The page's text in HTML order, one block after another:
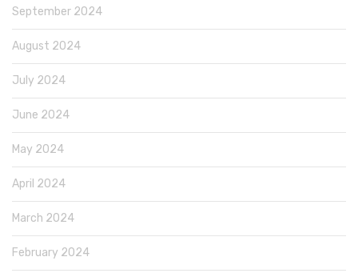
September 2024
August 2024
July 2024
June 2024
May 2024
April 2024
March 2024
February 2024